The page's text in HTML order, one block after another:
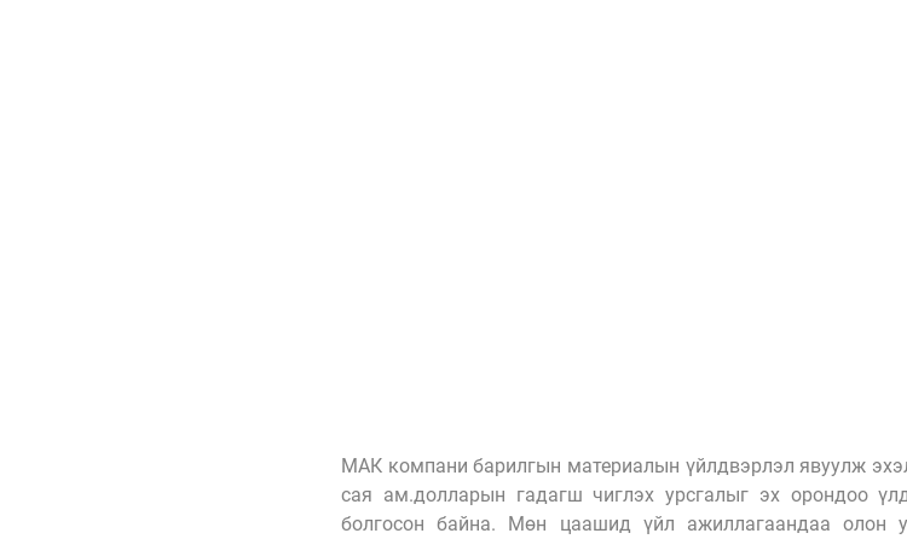
МАК компани барилгын материалын үйлдвэрлэл явуулж
сая ам.долларын гадагш чиглэх урсгалыг эх орондоо
болгосон байна. Мөн цаашид үйл ажиллагаандаа олон